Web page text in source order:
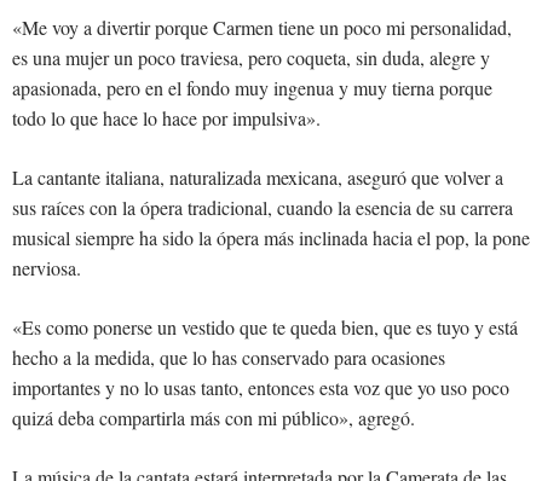
«Me voy a divertir porque Carmen tiene un poco mi personalidad,
es una mujer un poco traviesa, pero coqueta, sin duda, alegre y
apasionada, pero en el fondo muy ingenua y muy tierna porque
todo lo que hace lo hace por impulsiva».
La cantante italiana, naturalizada mexicana, aseguró que volver a
sus raíces con la ópera tradicional, cuando la esencia de su carrera
musical siempre ha sido la ópera más inclinada hacia el pop, la pone
nerviosa.
«Es como ponerse un vestido que te queda bien, que es tuyo y está
hecho a la medida, que lo has conservado para ocasiones
importantes y no lo usas tanto, entonces esta voz que yo uso poco
quizá deba compartirla más con mi público», agregó.